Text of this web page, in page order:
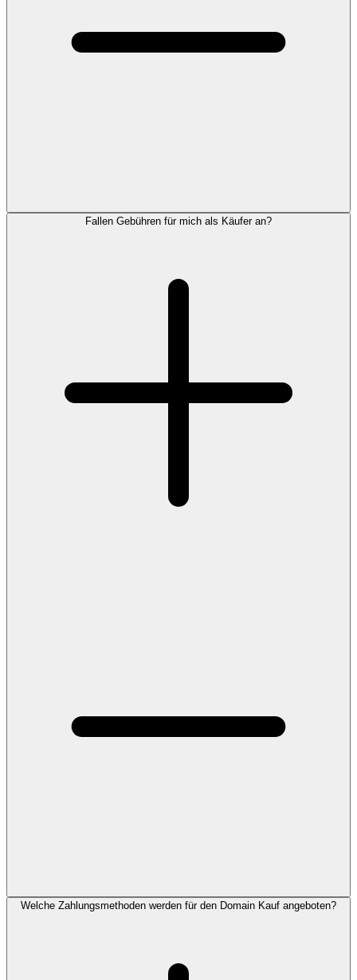
Fallen Gebühren für mich als Käufer an?
Welche Zahlungsmethoden werden für den Domain Kauf angeboten?